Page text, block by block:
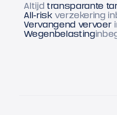
Altijd transparante
All-risk verzekering
Vervangend vervoer
Wegenbelasting